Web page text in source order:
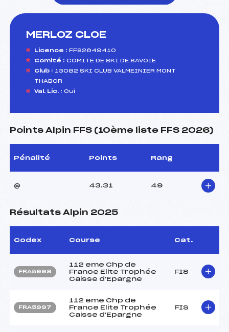
MERLOZ CLOE
Licence : FFS2649410
Comité : COMITE DE SKI DE SAVOIE
Club : 13082 SKI CLUB VALMEINIER MONT
THABOR
Val. Lic. : Oui
Points Alpin FFS (10ème liste FFS 2026)
Pénalité Points Rang
@ 43.31 49
Résultats Alpin 2025
Codex Course Cat.
FRA5998
112 eme Chp de
France Elite Trophée
Caisse d'Epargne
FIS
FRA5997
112 eme Chp de
France Elite Trophée
Caisse d'Epargne
FIS